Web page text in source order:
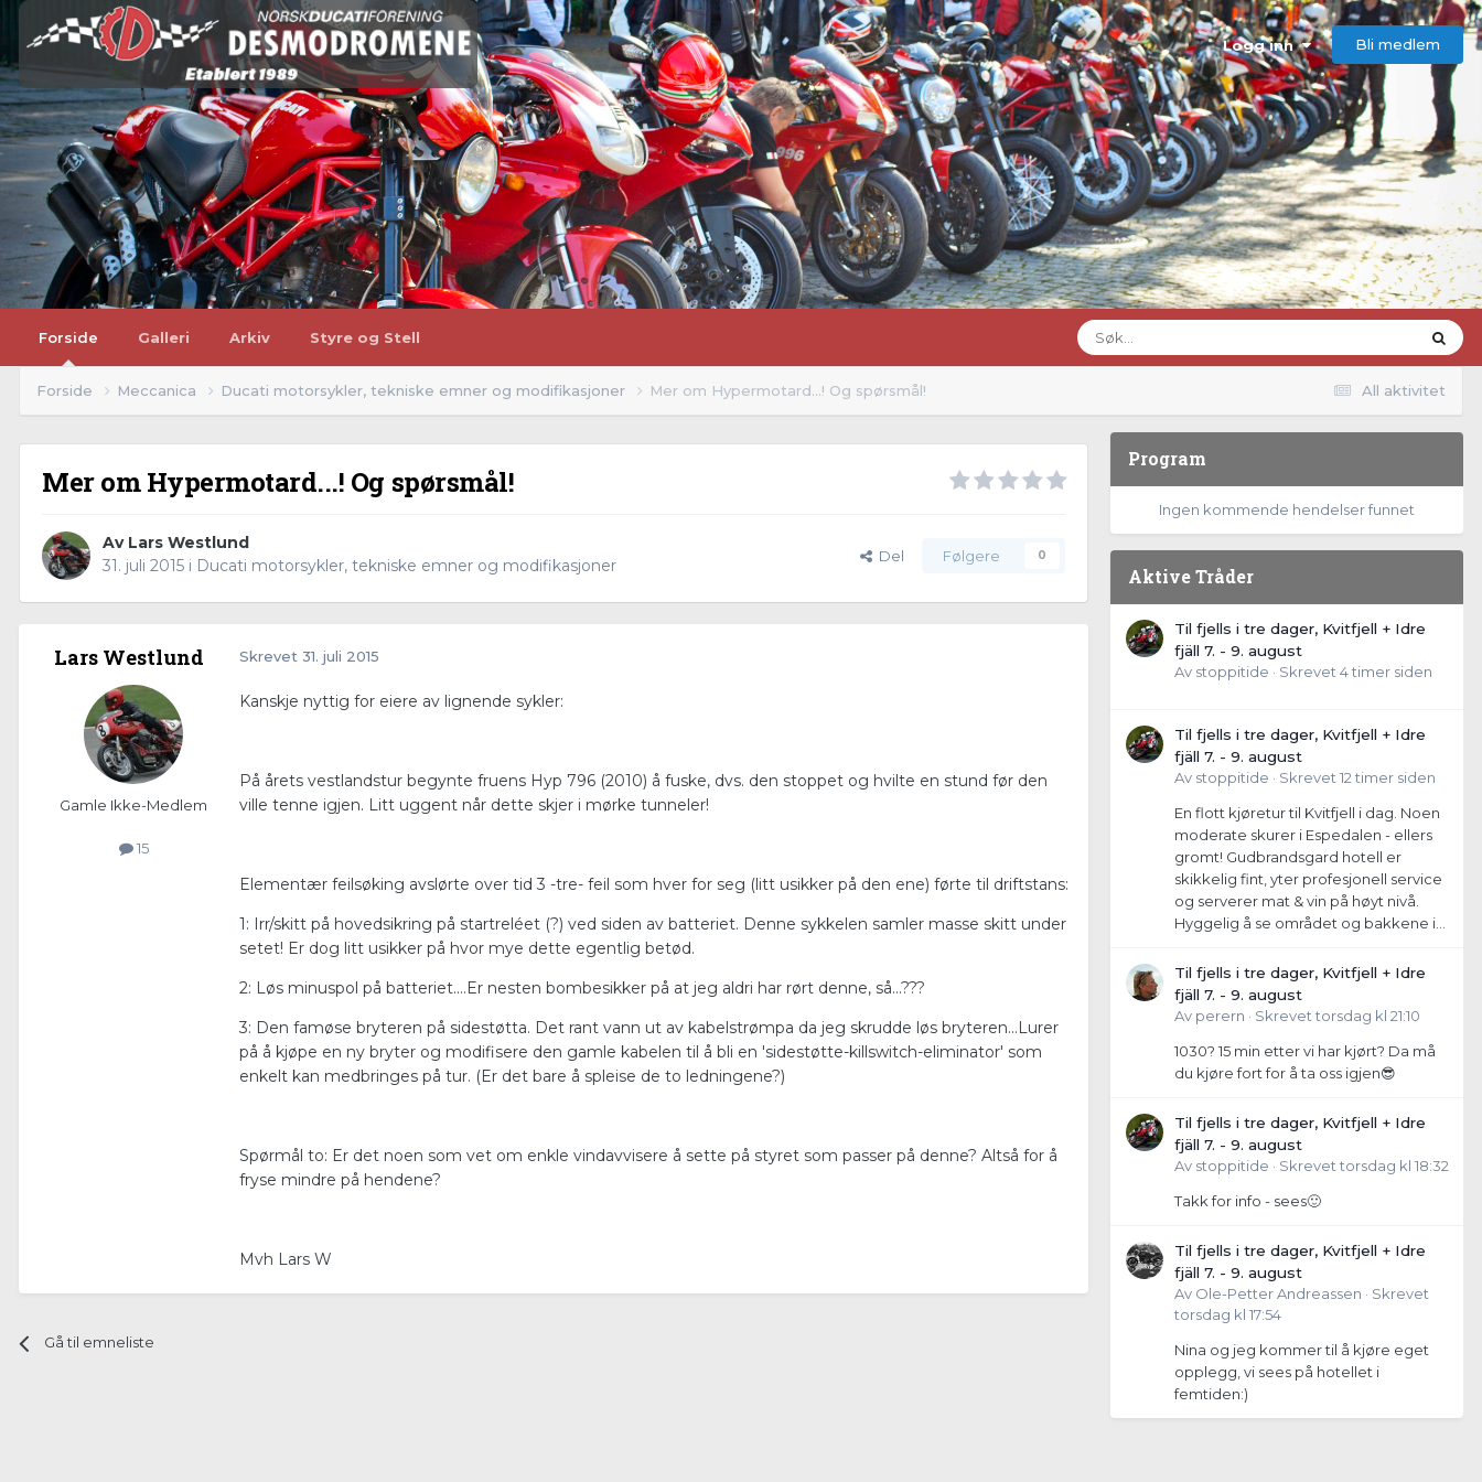
Logg inn Bli medlem
Forside Galleri Arkiv Styre og Stell
All aktivitet
Forside Meccanica Ducati motorsykler, tekniske emner og modifikasjoner Mer om Hypermotard...! Og spørsmål!
Mer om Hypermotard...! Og spørsmål!
Av Lars Westlund
31. juli 2015 i Ducati motorsykler, tekniske emner og modifikasjoner Del Følgere 0
Lars Westlund
Gamle Ikke-Medlem
15
Skrevet 31. juli 2015
Kanskje nyttig for eiere av lignende sykler:
På årets vestlandstur begynte fruens Hyp 796 (2010) å fuske, dvs. den stoppet og hvilte en stund før den
ville tenne igjen. Litt uggent når dette skjer i mørke tunneler!
Elementær feilsøking avslørte over tid 3 -tre- feil som hver for seg (litt usikker på den ene) førte til driftstans:
1: Irr/skitt på hovedsikring på startreléet (?) ved siden av batteriet. Denne sykkelen samler masse skitt under
setet! Er dog litt usikker på hvor mye dette egentlig betød.
2: Løs minuspol på batteriet....Er nesten bombesikker på at jeg aldri har rørt denne, så...???
3: Den famøse bryteren på sidestøtta. Det rant vann ut av kabelstrømpa da jeg skrudde løs bryteren...Lurer
på å kjøpe en ny bryter og modifisere den gamle kabelen til å bli en 'sidestøtte-killswitch-eliminator' som
enkelt kan medbringes på tur. (Er det bare å spleise de to ledningene?)
Spørmål to: Er det noen som vet om enkle vindavvisere å sette på styret som passer på denne? Altså for å
fryse mindre på hendene?
Mvh Lars W
Gå til emneliste
Program
Ingen kommende hendelser funnet
Aktive Tråder
Til fjells i tre dager, Kvitfjell + Idre
fjäll 7. - 9. august
Av stoppitide · Skrevet 4 timer siden
Til fjells i tre dager, Kvitfjell + Idre
fjäll 7. - 9. august
Av stoppitide · Skrevet 12 timer siden
En flott kjøretur til Kvitfjell i dag. Noen
moderate skurer i Espedalen - ellers
gromt! Gudbrandsgard hotell er
skikkelig fint, yter profesjonell service
og serverer mat & vin på høyt nivå.
Hyggelig å se området og bakkene i...
Til fjells i tre dager, Kvitfjell + Idre
fjäll 7. - 9. august
Av perern · Skrevet torsdag kl 21:10
1030? 15 min etter vi har kjørt? Da må
du kjøre fort for å ta oss igjen😎
Til fjells i tre dager, Kvitfjell + Idre
fjäll 7. - 9. august
Av stoppitide · Skrevet torsdag kl 18:32
Takk for info - sees🙂
Til fjells i tre dager, Kvitfjell + Idre
fjäll 7. - 9. august
Av Ole-Petter Andreassen · Skrevet
torsdag kl 17:54
Nina og jeg kommer til å kjøre eget
opplegg, vi sees på hotellet i
femtiden:)